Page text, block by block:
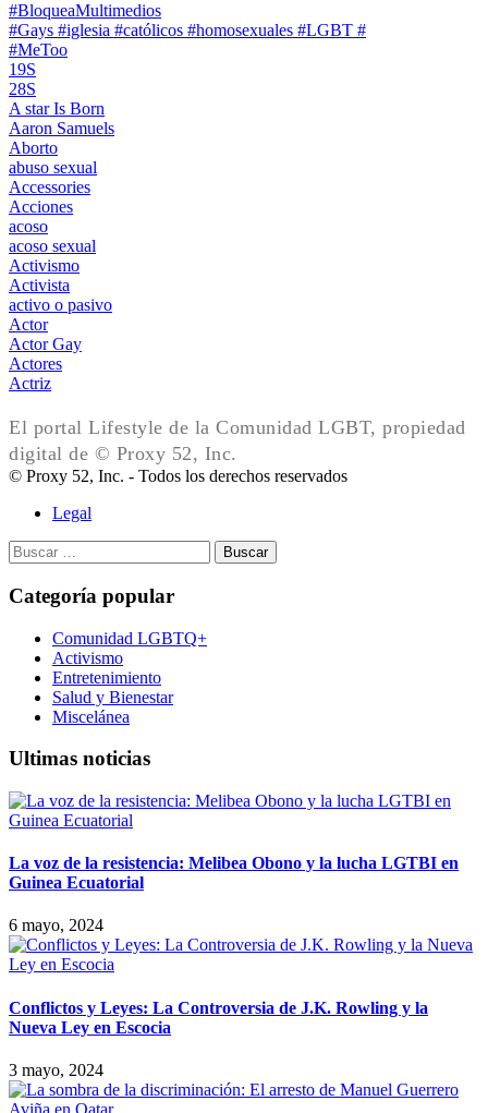
#BloqueaMultimedios
#Gays #iglesia #católicos #homosexuales #LGBT #
#MeToo
19S
28S
A star Is Born
Aaron Samuels
Aborto
abuso sexual
Accessories
Acciones
acoso
acoso sexual
Activismo
Activista
activo o pasivo
Actor
Actor Gay
Actores
Actriz
El portal Lifestyle de la Comunidad LGBT, propiedad
digital de © Proxy 52, Inc.
© Proxy 52, Inc. - Todos los derechos reservados
Legal
Buscar:
Categoría popular
Comunidad LGBTQ+
Activismo
Entretenimiento
Salud y Bienestar
Miscelánea
Ultimas noticias
La voz de la resistencia: Melibea Obono y la lucha LGTBI en
Guinea Ecuatorial
6 mayo, 2024
Conflictos y Leyes: La Controversia de J.K. Rowling y la
Nueva Ley en Escocia
3 mayo, 2024